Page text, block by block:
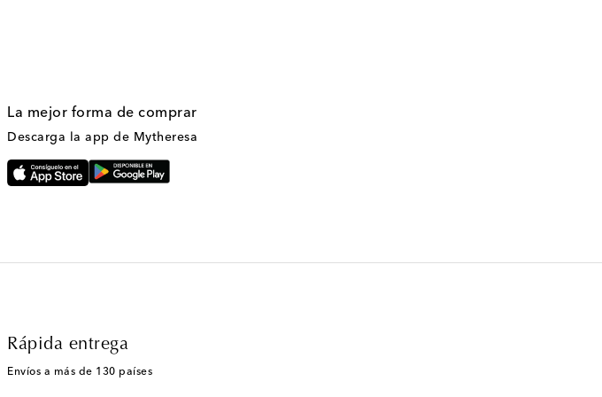
La mejor forma de comprar
Descarga la app de Mytheresa
Rápida entrega
Envíos a más de 130 países